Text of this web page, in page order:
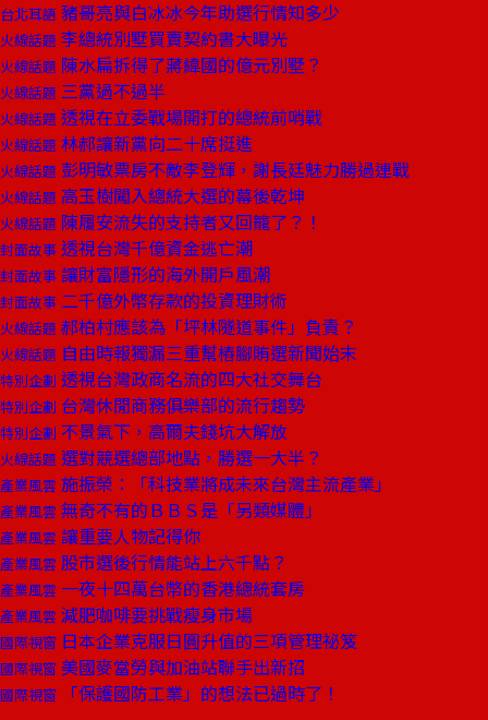
台北耳語 豬哥亮與白冰冰今年助選行情知多少
火線話題 李總統別墅買賣契約書大曝光
火線話題 陳水扁拆得了蔣緯國的億元別墅？
火線話題 三黨過不過半
火線話題 透視在立委戰場開打的總統前哨戰
火線話題 林郝讓新黨向二十席挺進
火線話題 彭明敏票房不敵李登輝，謝長廷魅力勝過連戰
火線話題 高玉樹闖入總統大選的幕後乾坤
火線話題 陳履安流失的支持者又回籠了？！
封面故事 透視台灣千億資金逃亡潮
封面故事 讓財富隱形的海外開戶風潮
封面故事 二千億外幣存款的投資理財術
火線話題 郝柏村應該為「坪林隧道事件」負責？
火線話題 自由時報獨漏三重幫樁腳賄選新聞始末
特別企劃 透視台灣政商名流的四大社交舞台
特別企劃 台灣休閒商務俱樂部的流行趨勢
特別企劃 不景氣下，高爾夫錢坑大解放
火線話題 選對競選總部地點，勝選一大半？
產業風雲 施振榮：「科技業將成未來台灣主流產業」
產業風雲 無奇不有的ＢＢＳ是「另類媒體」
產業風雲 讓重要人物記得你
產業風雲 股市選後行情能站上六千點？
產業風雲 一夜十四萬台幣的香港總統套房
產業風雲 減肥咖啡要挑戰瘦身市場
國際視窗 日本企業克服日圓升值的三項管理祕笈
國際視窗 美國麥當勞與加油站聯手出新招
國際視窗 「保護國防工業」的想法已過時了！